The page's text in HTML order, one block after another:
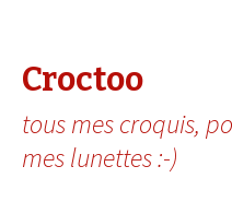
Croctoo
tous mes croquis,
mes lunettes :-)